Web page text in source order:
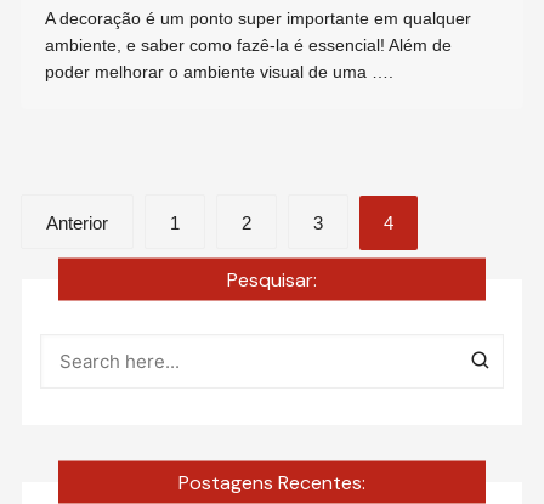
A decoração é um ponto super importante em qualquer
ambiente, e saber como fazê-la é essencial! Além de
poder melhorar o ambiente visual de uma ….
Paginação
de
posts
Anterior 1 2 3 4
Pesquisar:
Postagens Recentes: